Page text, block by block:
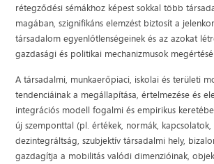
rétegződési sémákhoz képest sokkal több
magában, szignifikáns elemzést biztosít a
társadalom egyenlőtlenségeinek és az azokat
gazdasági és politikai mechanizmusok
A társadalmi, munkaerőpiaci, iskolai és területi
tendenciáinak a megállapítása, értelmezése és
integrációs modell fogalmi és empirikus
új szemponttal (pl. értékek, normák,
dezintegráltság, szubjektív társadalmi hely,
gazdagítja a mobilitás valódi dimenzióinak,